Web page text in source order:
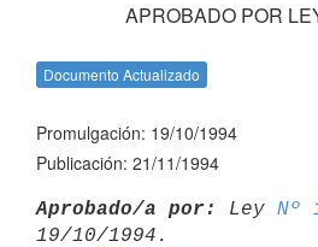
APROBADO POR
Documento Actualizado
Promulgación: 19/10/1994
Publicación: 21/11/1994
Aprobado/a por: Ley Nº